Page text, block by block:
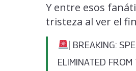
Y entre esos
tristeza al ver el
| BREAKING:
ELIMINATED